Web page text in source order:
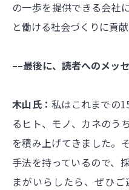
の一歩を提供できる会社
と働ける社会づくりに貢
––最後に、読者へのメッ
木山氏： 私はこれまでの
るヒト、モノ、カネのう
を積み上げてきました。
手法を持っているので、
まがいらしたら、ぜひ